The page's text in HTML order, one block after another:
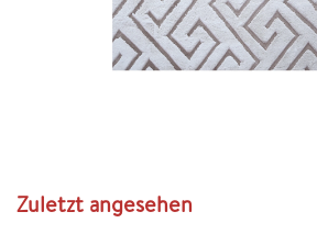
Zuletzt angesehen